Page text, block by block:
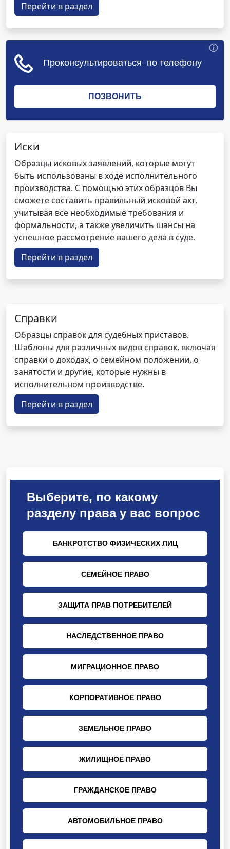
Перейти в раздел
Иски
Образцы исковых заявлений, которые могут
быть использованы в ходе исполнительного
производства. С помощью этих образцов Вы
сможете составить правильный исковой акт,
учитывая все необходимые требования и
формальности, а также увеличить шансы на
успешное рассмотрение вашего дела в суде.
Перейти в раздел
Справки
Образцы справок для судебных приставов.
Шаблоны для различных видов справок, включая
справки о доходах, о семейном положении, о
занятости и другие, которые нужны в
исполнительном производстве.
Перейти в раздел